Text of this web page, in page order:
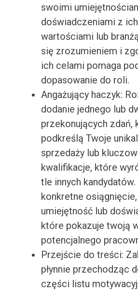
swoimi
doświadczeniami z
wartościami lub
się zrozumieniem i
ich celami pomaga
dopasowanie do roli.
Angażujący haczyk:
dodanie jednego lub
przekonujących zdań,
podkreślą Twoje
sprzedaży lub
kwalifikacje, które
tle innych
konkretne
umiejętność lub
które pokazuje twoją
potencjalnego
Przejście do treści:
płynnie przechodząc
części listu